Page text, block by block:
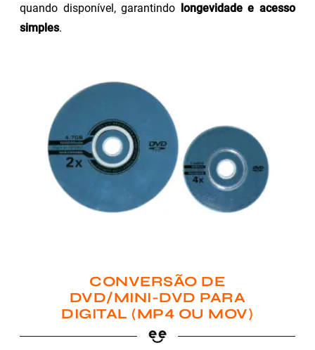
quando disponível, garantindo longevidade e acesso
simples.
CONVERSÃO DE
DVD/MINI-DVD PARA
DIGITAL (MP4 OU MOV)